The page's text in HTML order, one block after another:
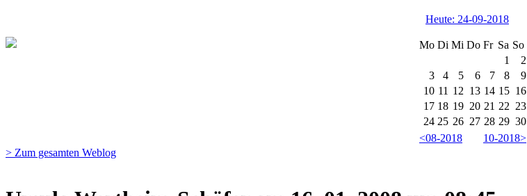
1
2
8
9
10
11 12 13 14 15
16
17 18 19 20 21 22 23
24 25 26 27 28 29 30
<08-2018
10-2018>
Ursula Wertheim-Schäfer am 16. 01. 2008 um 08:45